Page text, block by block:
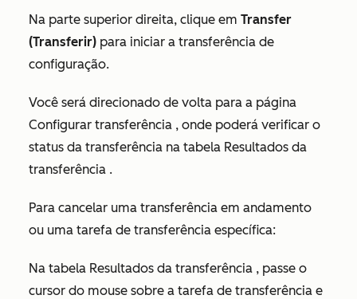
Na parte superior direita, clique em Transfer
(Transferir) para iniciar a transferência de
configuração.
Você será direcionado de volta para a página
Configurar transferência , onde poderá verificar o
status da transferência na tabela Resultados da
transferência .
Para cancelar uma transferência em andamento
ou uma tarefa de transferência específica:
Na tabela Resultados da transferência , passe o
cursor do mouse sobre a tarefa de transferência e